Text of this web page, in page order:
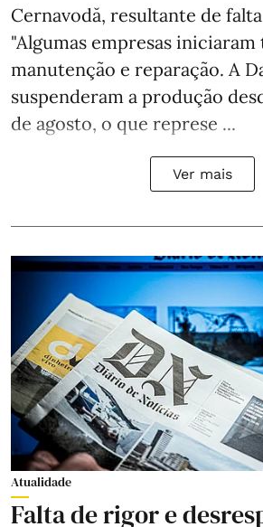
Cernavodă, resultante de
"Algumas empresas iniciaram
manutenção e reparação. A
suspenderam a produção
de agosto, o que represe ...
Ver mais
Atualidade
Falta de rigor e